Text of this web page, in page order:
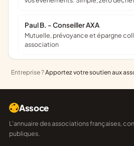
Paul B. - Conseiller AXA
Mutuelle, prévoyance et épargne collective pour votre
association
Entreprise ?Apportez votre soutien aux
Assoce
L'annuaire des associations françaises, construit sur les données
publiques.